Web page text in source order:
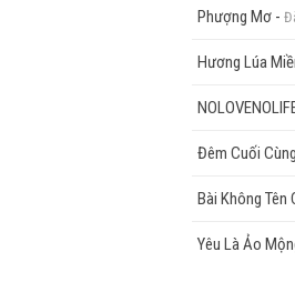
Phượng Mơ -
Hương Lúa
Đêm Cuối Cùng
Bài Không Tên
Yêu Là Ảo